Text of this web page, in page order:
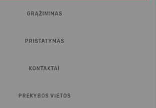
GRĄŽINIMAS
PRISTATYMAS
KONTAKTAI
PREKYBOS VIETOS